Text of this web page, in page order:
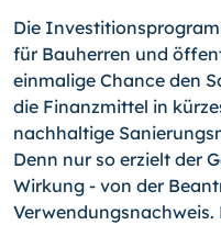
Die
für Bauherren und
einmalige Chance den
die Finanzmittel in
nachhaltige
Denn nur so erzielt der
Wirkung - von der